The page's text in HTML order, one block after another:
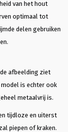
van het hout
optimaal tot
delen gebruiken
afbeelding ziet
is echter ook
metaalvrij is.
tijdloze en uiterst
piepen of kraken.